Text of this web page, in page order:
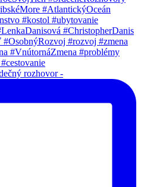
rozhovor -